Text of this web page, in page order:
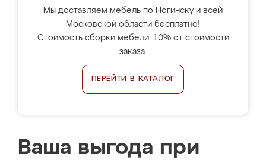
Мы доставляем мебель по Ногинску и всей
Московской области бесплатно!
Стоимость сборки мебели: 10% от стоимости
заказа.
ПЕРЕЙТИ В КАТАЛОГ
Ваша выгода при